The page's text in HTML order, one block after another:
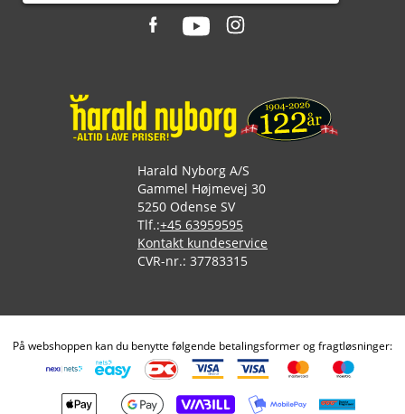
Harald Nyborg A/S
Gammel Højmevej 30
5250 Odense SV
Tlf.:+45 63959595
Kontakt kundeservice
CVR-nr.: 37783315
På webshoppen kan du benytte følgende betalingsformer og fragtløsninger: